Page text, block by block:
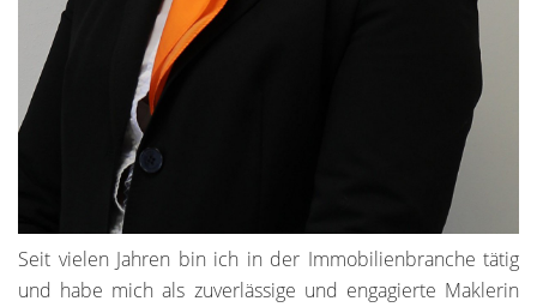
Seit vielen Jahren bin ich in der Immobilienbranche tätig
und habe mich als zuverlässige und engagierte Maklerin